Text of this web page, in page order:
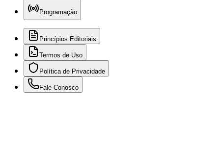
Programação
Princípios Editoriais
Termos de Uso
Política de Privacidade
Fale Conosco